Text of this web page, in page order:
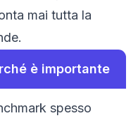
mai tutta la
è importante
spesso